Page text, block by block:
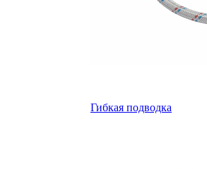
Гибкая подводка